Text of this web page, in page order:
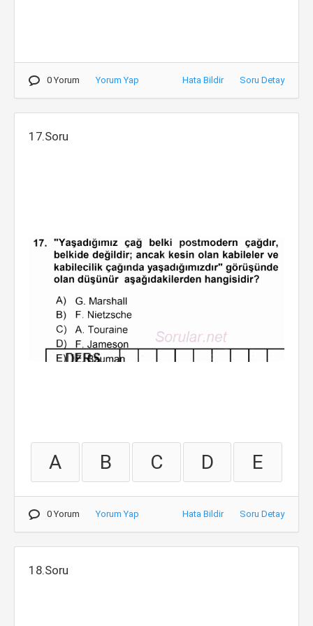
0 Yorum Yorum Yap Hata Bildir Soru Detay
17.Soru
A B C D E
0 Yorum Yorum Yap Hata Bildir Soru Detay
18.Soru